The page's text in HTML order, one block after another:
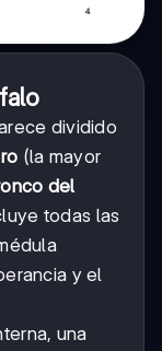
dividido
(la mayor
del
todas las
y el
una